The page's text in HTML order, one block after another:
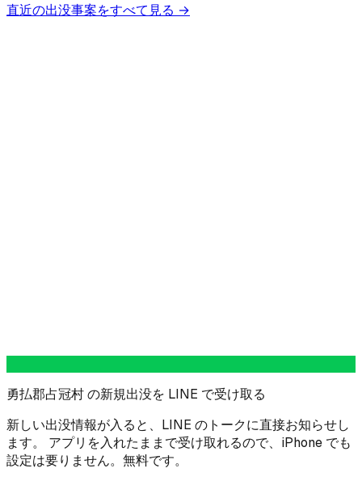
直近の出没事案をすべて見る →
勇払郡占冠村 の新規出没を LINE で受け取る
新しい出没情報が入ると、LINE のトークに直接お知らせし
ます。 アプリを入れたままで受け取れるので、iPhone でも
設定は要りません。無料です。